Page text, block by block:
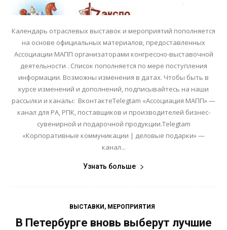
Календарь отраслевых выставок и мероприятий пополняется
на основе официальных материалов, предоставленных
Ассоциации МАПП организаторами конгрессно-выставочной
деятельности . Список пополняется по мере поступления
информации. Возможны изменения в датах. Чтобы быть в
курсе изменений и дополнений, подписывайтесь на наши
рассылки и каналы: ВконтактеTelegtam «Ассоциация МАПП» —
канал для РА, РПК, поставщиков и производителей бизнес-
сувенирной и подарочной продукции.Telegtam
«Корпоративные коммуникации | деловые подарки» —
канал...
Узнать больше
ВЫСТАВКИ, МЕРОПРИЯТИЯ
В Петербурге вновь выберут лучшие